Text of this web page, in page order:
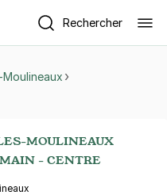
Rechercher
MOULINEAUX
- CENTRE